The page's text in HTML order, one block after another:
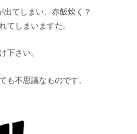
出てしまい、赤飯炊く？
てしまいますた。
下さい。
も不思議なものです。